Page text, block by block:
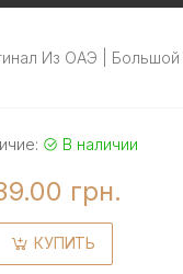
Из ОАЭ |
В наличии
грн.
КУПИТЬ